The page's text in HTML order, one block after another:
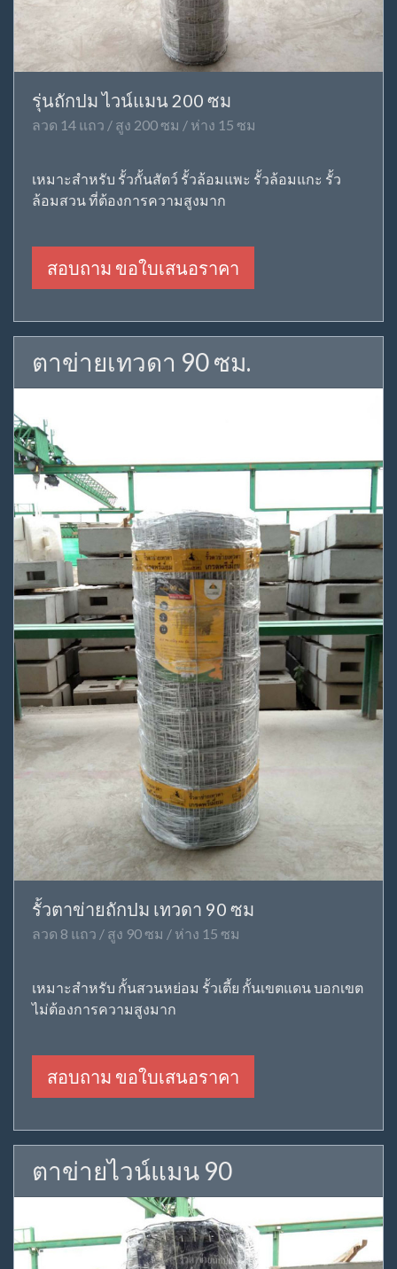
รุ่นถักปม ไวน์แมน 200 ซม
ลวด 14 แถว / สูง 200 ซม / ห่าง 15 ซม
เหมาะสำหรับ รั้วกั้นสัตว์ รั้วล้อมแพะ รั้วล้อมแกะ รั้ว
ล้อมสวน ที่ต้องการความสูงมาก
สอบถาม ขอใบเสนอราคา
ตาข่ายเทวดา 90 ซม.
รั้วตาข่ายถักปม เทวดา 90 ซม
ลวด 8 แถว / สูง 90 ซม / ห่าง 15 ซม
เหมาะสำหรับ กั้นสวนหย่อม รั้วเตี้ย กั้นเขตแดน บอกเขต
ไม่ต้องการความสูงมาก
สอบถาม ขอใบเสนอราคา
ตาข่ายไวน์แมน 90